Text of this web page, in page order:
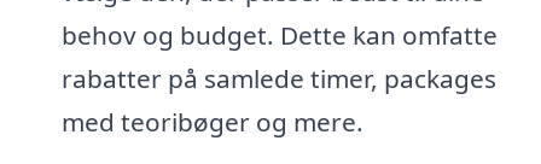
behov og budget. Dette kan omfatte
rabatter på samlede timer, packages
med teoribøger og mere.